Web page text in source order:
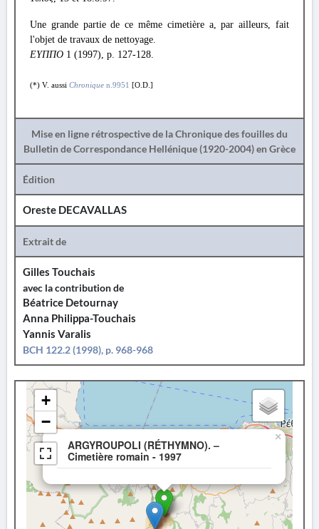
Une grande partie de ce même cimetière a, par ailleurs, fait
l'objet de travaux de nettoyage.
ΕΥΠΠΟ 1 (1997), p. 127-128.
(*) V. aussi Chronique n.9951 [O.D.]
Mise en ligne rétrospective de la Chronique des fouilles du
Bulletin de Correspondance Hellénique (1920-2004) en Grèce
Édition
Oreste DECAVALLAS
Extrait de
Gilles Touchais
avec la contribution de
Béatrice Detournay
Anna Philippa-Touchais
Yannis Varalis
BCH 122.2 (1998), p. 968-968
ARGYROUPOLI (RÉTHYMNO). –
Cimetière romain - 1997
×
+
−